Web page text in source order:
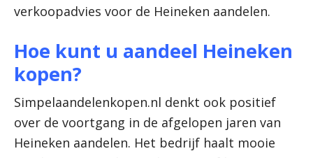
verkoopadvies voor de Heineken aandelen.
Hoe kunt u aandeel Heineken
kopen?
Simpelaandelenkopen.nl denkt ook positief
over de voortgang in de afgelopen jaren van
Heineken aandelen. Het bedrijf haalt mooie